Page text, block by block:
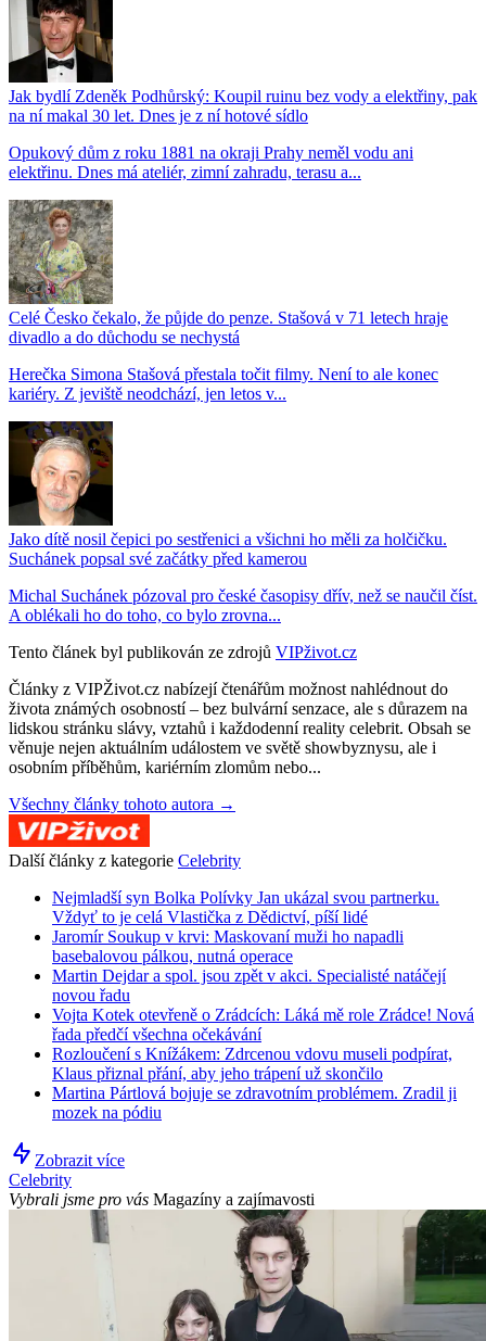
Jak bydlí Zdeněk Podhůrský: Koupil ruinu bez vody a elektřiny, pak
na ní makal 30 let. Dnes je z ní hotové sídlo
Opukový dům z roku 1881 na okraji Prahy neměl vodu ani
elektřinu. Dnes má ateliér, zimní zahradu, terasu a...
Celé Česko čekalo, že půjde do penze. Stašová v 71 letech hraje
divadlo a do důchodu se nechystá
Herečka Simona Stašová přestala točit filmy. Není to ale konec
kariéry. Z jeviště neodchází, jen letos v...
Jako dítě nosil čepici po sestřenici a všichni ho měli za holčičku.
Suchánek popsal své začátky před kamerou
Michal Suchánek pózoval pro české časopisy dřív, než se naučil číst.
A oblékali ho do toho, co bylo zrovna...
Tento článek byl publikován ze zdrojů VIPživot.cz
Články z VIPŽivot.cz nabízejí čtenářům možnost nahlédnout do
života známých osobností – bez bulvární senzace, ale s důrazem na
lidskou stránku slávy, vztahů i každodenní reality celebrit. Obsah se
věnuje nejen aktuálním událostem ve světě showbyznysu, ale i
osobním příběhům, kariérním zlomům nebo...
Všechny články tohoto autora →
Další články z kategorie Celebrity
Nejmladší syn Bolka Polívky Jan ukázal svou partnerku.
Vždyť to je celá Vlastička z Dědictví, píší lidé
Jaromír Soukup v krvi: Maskovaní muži ho napadli
basebalovou pálkou, nutná operace
Martin Dejdar a spol. jsou zpět v akci. Specialisté natáčejí
novou řadu
Vojta Kotek otevřeně o Zrádcích: Láká mě role Zrádce! Nová
řada předčí všechna očekávání
Rozloučení s Knížákem: Zdrcenou vdovu museli podpírat,
Klaus přiznal přání, aby jeho trápení už skončilo
Martina Pártlová bojuje se zdravotním problémem. Zradil ji
mozek na pódiu
Zobrazit více
Celebrity
Vybrali jsme pro vás Magazíny a zajímavosti